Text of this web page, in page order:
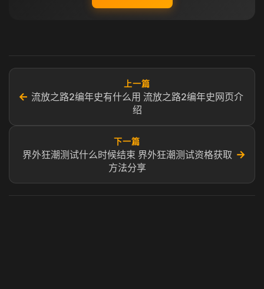
←
上一篇
流放之路2编年史有什么用 流放之路2编年史网页介
绍
下一篇
界外狂潮测试什么时候结束 界外狂潮测试资格获取
方法分享
→